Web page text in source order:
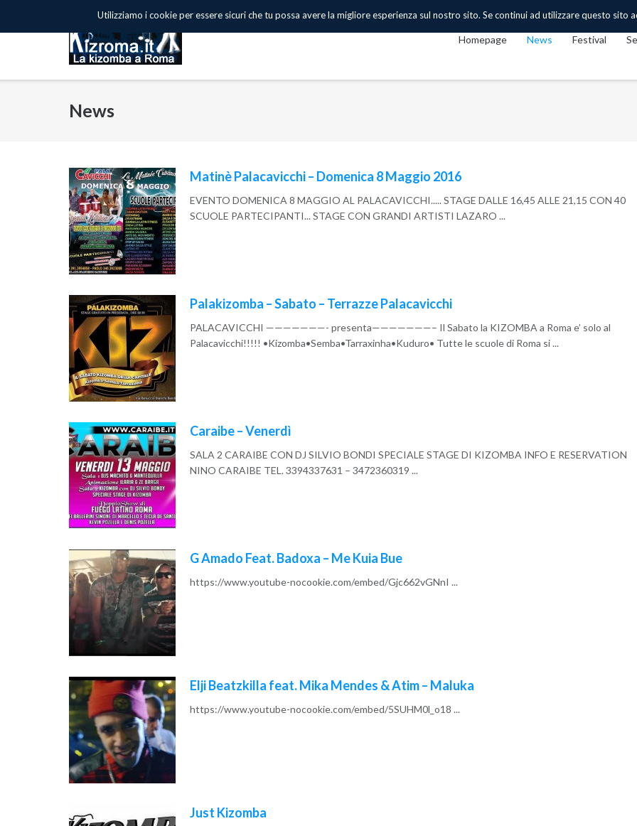
Homepage News Festival
News
Matinè Palacavicchi – Domenica 8 Maggio 2016
EVENTO DOMENICA 8 MAGGIO AL PALACAVICCHI..... STAGE DALLE 16,45 ALLE 21,15 CON 40
SCUOLE PARTECIPANTI... STAGE CON GRANDI ARTISTI LAZARO ...
Palakizomba – Sabato – Terrazze Palacavicchi
PALACAVICCHI ———————- presenta———————– Il Sabato la KIZOMBA a Roma e’ solo al
Palacavicchi!!!!! •Kizomba•Semba•Tarraxinha•Kuduro• Tutte le scuole di Roma si ...
Caraibe – Venerdì
SALA 2 CARAIBE CON DJ SILVIO BONDI SPECIALE STAGE DI KIZOMBA INFO E RESERVATION
NINO CARAIBE TEL. 3394337631 – 3472360319 ...
G Amado Feat. Badoxa – Me Kuia Bue
https://www.youtube-nocookie.com/embed/Gjc662vGNnI ...
Elji Beatzkilla feat. Mika Mendes & Atim – Maluka
https://www.youtube-nocookie.com/embed/5SUHM0l_o18 ...
Just Kizomba
Utilizziamo i cookie per essere sicuri che tu possa avere la migliore esperienza sul nostro sito. Se continui ad utilizzare questo sito